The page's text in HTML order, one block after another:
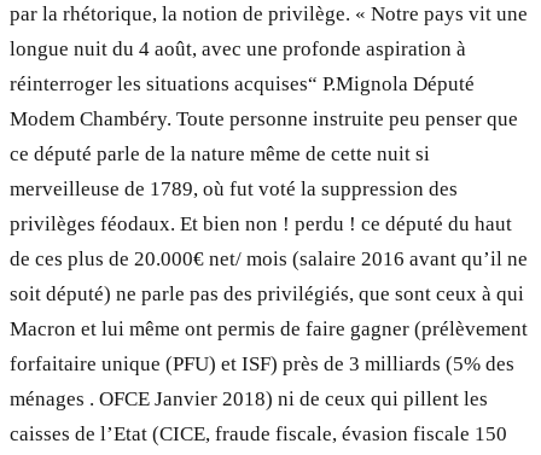
par la rhétorique, la notion de privilège. « Notre pays vit une
longue nuit du 4 août, avec une profonde aspiration à
réinterroger les situations acquises“ P.Mignola Député
Modem Chambéry. Toute personne instruite peu penser que
ce député parle de la nature même de cette nuit si
merveilleuse de 1789, où fut voté la suppression des
privilèges féodaux. Et bien non ! perdu ! ce député du haut
de ces plus de 20.000€ net/ mois (salaire 2016 avant qu’il ne
soit député) ne parle pas des privilégiés, que sont ceux à qui
Macron et lui même ont permis de faire gagner (prélèvement
forfaitaire unique (PFU) et ISF) près de 3 milliards (5% des
ménages . OFCE Janvier 2018) ni de ceux qui pillent les
caisses de l’Etat (CICE, fraude fiscale, évasion fiscale 150